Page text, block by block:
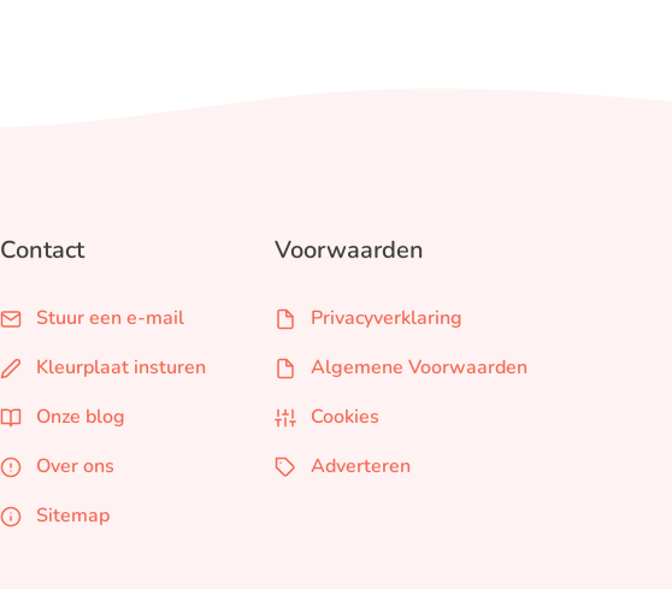
Contact
Stuur een e-mail
Kleurplaat insturen
Onze blog
Over ons
Sitemap
Voorwaarden
Privacyverklaring
Algemene Voorwaarden
Cookies
Adverteren